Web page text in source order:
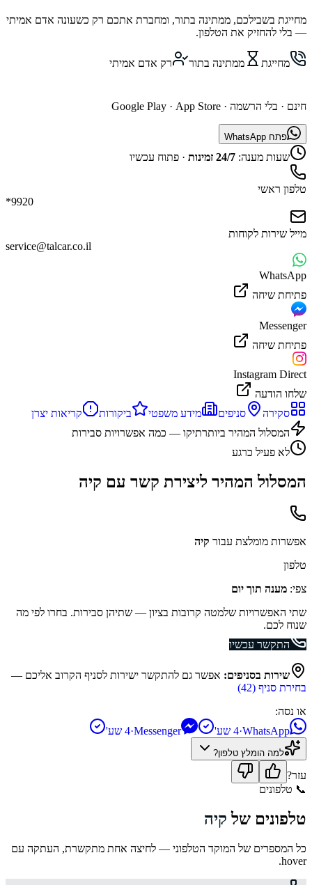
מחייגת בשבילכם, ממתינה בתור, ומחברת אתכם רק כשעונה אדם אמיתי
— בלי להחזיק את הטלפון.
מחייגת ממתינה בתור
רק אדם אמיתי
חינם · בלי הרשמה · App Store
·
Google Play
פתח WhatsApp
שעות מענה: 24/7 זמינות · פתוח עכשיו
טלפון ראשי
*9920
מייל שירות לקוחות
service@talcar.co.il
WhatsApp
פתיחת שיחה
Messenger
פתיחת שיחה
Instagram Direct
שלחו הודעה
סקירה
סניפים מידע משפטי ביקורות
קריאות יצרן
המסלול המהיר ביותרתיקו — כמה אפשרויות סבירות
לא פעיל כרגע
המסלול המהיר ליצירת קשר עם קיה
אפשרות מומלצת עבור קיה
טלפון
צפי: מענה תוך יום
שתי האפשרויות שלמטה קרובות בציון — שתיהן סבירות. בחרו לפי מה
שנוח לכם.
התקשר עכשיו
שירות בסניפים: אפשר גם להתקשר ישירות לסניף הקרוב אליכם —
בחירת סניף (42
)
או נסה:
WhatsApp
·4 שע' Messenger
·4 שע'
למה הומלץ טלפון?
עזר?
📞 טלפונים
טלפונים של קיה
כל המספרים של המוקד הטלפוני — לחיצה אחת מתקשרת, העתקה עם
hover.